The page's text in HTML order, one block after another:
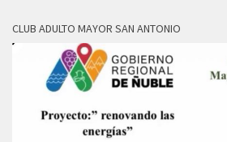
CLUB ADULTO MAYOR SAN ANTONIO